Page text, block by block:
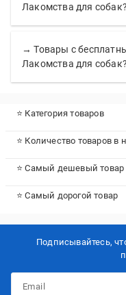
Лакомства для собак?
→ Товары с
Лакомства для собак?
⭐ Категория товаров
⭐ Количество товаров в
⭐ Самый дешевый товар
⭐ Самый дорогой товар
Подписывайтесь,